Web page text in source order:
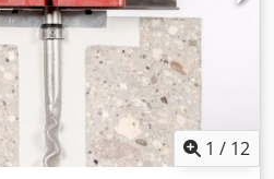
1 / 12